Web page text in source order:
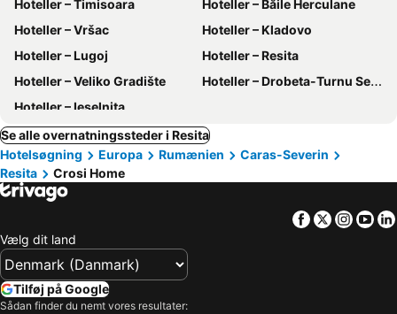
Hoteller – Timisoara
Hoteller – Băile Herculane
Hoteller – Vršac
Hoteller – Kladovo
Hoteller – Lugoj
Hoteller – Resita
Hoteller – Veliko Gradište
Hoteller – Drobeta-Turnu Severin
Hoteller – Ieselnita
Se alle overnatningssteder i Resita
Hotelsøgning
Europa Rumænien
Caras-Severin
Resita
Crosi Home
Facebook
Twitter
Vælg dit land
Tilføj på Google
Sådan finder du nemt vores resultater: